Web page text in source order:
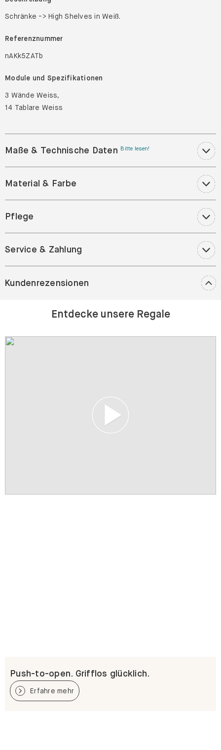
Schränke -> High Shelves in Weiß.
Referenznummer
nAKk5ZATb
Module und Spezifikationen
3 Wände Weiss,
14 Tablare Weiss
Maße & Technische Daten Bitte lesen!
Material & Farbe
Pflege
Service & Zahlung
Kundenrezensionen
Entdecke unsere Regale
Push-to-open. Grifflos glücklich.
Erfahre mehr